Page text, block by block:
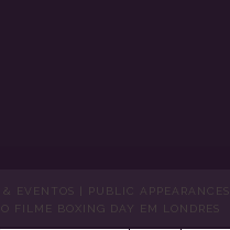
& EVENTOS | PUBLIC APPEARANCES
FILME BOXING DAY EM LONDRES